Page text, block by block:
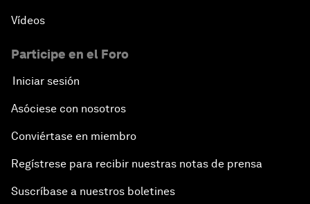
Vídeos
Participe en el Foro
Iniciar sesión
Asóciese con nosotros
Conviértase en miembro
Regístrese para recibir nuestras notas de prensa
Suscríbase a nuestros boletines